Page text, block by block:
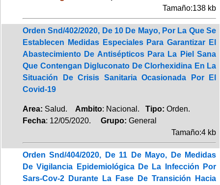
Tamaño:138 kb
Orden Snd/402/2020, De 10 De Mayo, Por La Que Se
Establecen Medidas Especiales Para Garantizar El
Abastecimiento De Antisépticos Para La Piel Sana
Que Contengan Digluconato De Clorhexidina En La
Situación De Crisis Sanitaria Ocasionada Por El
Covid-19
Area: Salud. Ambito: Nacional. Tipo: Orden.
Fecha: 12/05/2020. Grupo: General
Tamaño:4 kb
Orden Snd/404/2020, De 11 De Mayo, De Medidas
De Vigilancia Epidemiológica De La Infección Por
Sars-Cov-2 Durante La Fase De Transición Hacia